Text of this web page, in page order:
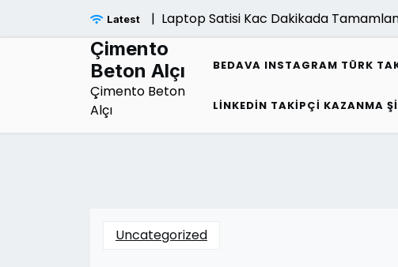
Latest Laptop Satisi Kac Dakikada
Çimento
Beton Alçı
Çimento Beton
Alçı
BEDAVA INSTAGRAM TÜRK
LINKEDIN TAKIPÇI KAZANMA
Uncategorized